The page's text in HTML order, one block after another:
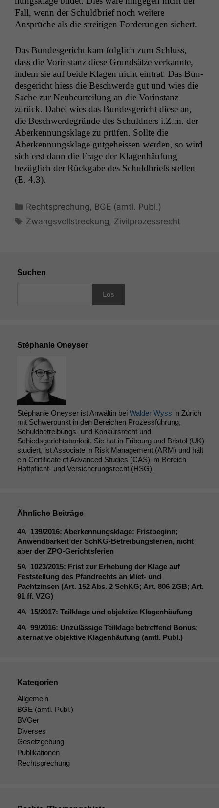
Fall, wenn der Schuld­brief noch weit­ere
Ansprüche als die stre­it­i­gen Forderun­gen sichert.
Das Bun­des­gericht kam fol­glich zum Schluss,
dass die Vorin­stanz diese Grund­sätze verkan­nte,
indem sie auf bei­de Kla­gen nicht ein­trat. Das Bun­
des­gericht hiess die Beschw­erde gut und wies die
Sache zur Neubeurteilung an die Vorin­stanz
zurück. Dabei wies das Bun­des­gericht diese an,
die Beschw­erde­gründe des Schuld­ners i.Z.m. der
Aberken­nungsklage zu prüfen. Sollte die
Aberken­nungsklage gut­ge­heis­sen wer­den, so wird
sich erst dann die Frage der Kla­gen­häu­fung
bezüglich der Rück­gabe des Schuld­briefs stellen
(E. 4.3).
Kategorien
Rechtsprechung, BGE (amtl. Publ.)
Schlagwörter
Zwangsvollstreckung, Zivilprozessrecht
Suchen
Stéphanie Oneyser
Stéphanie Oneyser ist Anwältin bei Walder Wyss in Zürich
mit Schwerpunkt in den Bereichen Prozessführung,
Schuldbetreibungs- und Konkursrecht und
Schiedsgerichtsbarkeit. Sie hat in Fribourg und Bristol (UK)
studiert, ist Associate in Risk Management (ARM) und hält
ein Certificate of Advanced Studies (CAS) im Bereich
Haftpflicht- und Versicherungsrecht (HSG).
Ähnliche Beiträge
4A_139/2016: Aberkennungsklage: Fristbeginn;
Anwendbarkeit der SchKG-Betreibungsferien, nicht
aber der ZPO-Gerichtsferien
5A_1023/2015: Frist zur Erhebung der Klage auf
Feststellung des Pfandrechts an Miet- und
Pachtzinsen (Art. 152 Abs. 2 SchKG; Art. 806 ZGB; Art.
91 ff. VZG)
4A_15/2017: Teilklage und objektive Klagenhäufung
4A_99/2016: Unzulässige Teilklage betreffend Bonus;
alternative objektive Klagenhäufung (amtl. Publ.)
Kategorien
Allgemein
BGE (amtl. Publ.)
BVGer
Diverses
Gesetzgebung
Publikationen
Rechtsprechung
Funktionen auf
dieser Website
sind optional.
diese Option
deaktivieren,
kann die
Website nicht
zu 100%
funktionieren.
Marketing
Wir speichern
anonyme Daten ab,
um interne
marketingtechnische
uns, unsere Website
zu verbessern.